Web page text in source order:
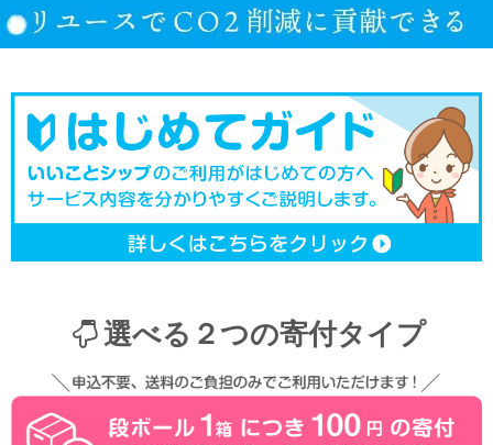
選べる２つの寄付タイプ